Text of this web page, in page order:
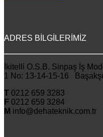
ADRES BİLGİLERİMİZ
İkitelli O.S.B. Sinpaş İş
1 No: 13-14-15-16
T 0212 659 3283
F 0212 659 3284
M info@dehateknik.com.tr